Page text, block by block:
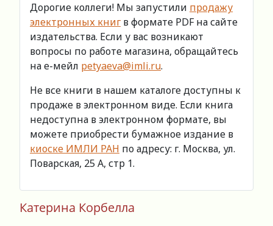
Дорогие коллеги! Мы запустили продажу
электронных книг в формате PDF на сайте
издательства. Если у вас возникают
вопросы по работе магазина, обращайтесь
на е-мейл petyaeva@imli.ru.
Не все книги в нашем каталоге доступны к
продаже в электронном виде. Если книга
недоступна в электронном формате, вы
можете приобрести бумажное издание в
киоске ИМЛИ РАН по адресу: г. Москва, ул.
Поварская, 25 А, стр 1.
Катерина Корбелла